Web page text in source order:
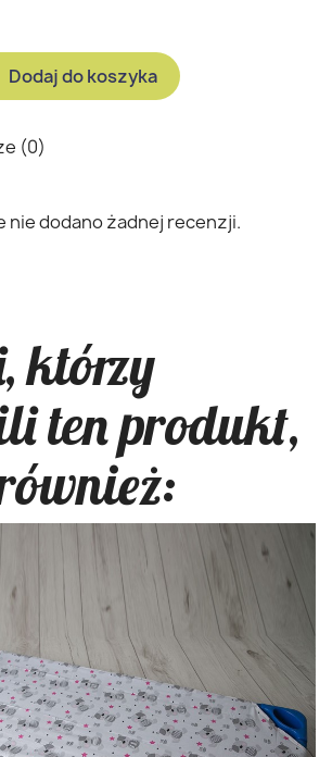
Dodaj do koszyka
(0)
nie dodano żadnej recenzji.
którzy
ten produkt,